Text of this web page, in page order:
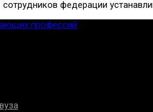
сотрудников федерации